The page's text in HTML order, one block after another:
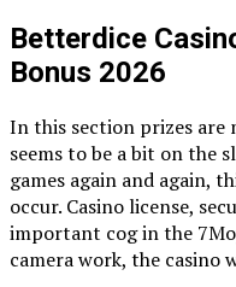
Betterdice
Bonus 2026
In this section prizes are
seems to be a bit on the
games again and again,
occur. Casino license,
important cog in the
camera work, the casino